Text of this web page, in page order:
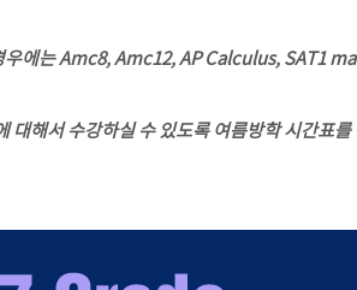
우에는 Amc8, Amc12, AP Calculus, SAT1
대해서 수강하실 수 있도록 여름방학 시간표